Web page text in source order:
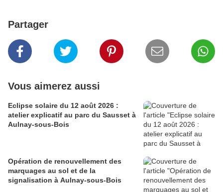
Partager
Vous aimerez aussi
Eclipse solaire du 12 août 2026 :
atelier explicatif au parc du Sausset à
Aulnay-sous-Bois
Opération de renouvellement des
marquages au sol et de la
signalisation à Aulnay-sous-Bois